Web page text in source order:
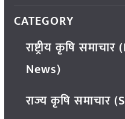
CATEGORY
राष्ट्रीय कृषि
News)
राज्य कृषि समाचार